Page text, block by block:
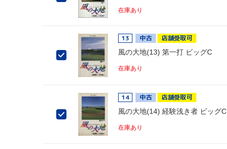
在庫あり
13 中古 店舗受取可
風の大地(13) 第一打 ビッグC
在庫あり
14 中古 店舗受取可
風の大地(14) 経験浅き者 ビッグC
在庫あり